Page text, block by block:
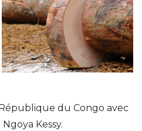
du Congo avec
Kessy.